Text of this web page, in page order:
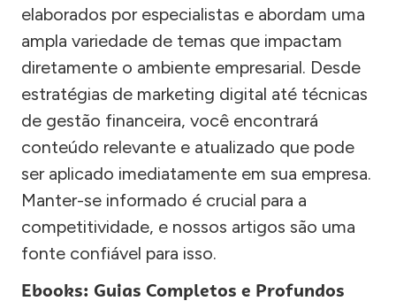
elaborados por especialistas e abordam uma
ampla variedade de temas que impactam
diretamente o ambiente empresarial. Desde
estratégias de marketing digital até técnicas
de gestão financeira, você encontrará
conteúdo relevante e atualizado que pode
ser aplicado imediatamente em sua empresa.
Manter-se informado é crucial para a
competitividade, e nossos artigos são uma
fonte confiável para isso.
Ebooks: Guias Completos e Profundos